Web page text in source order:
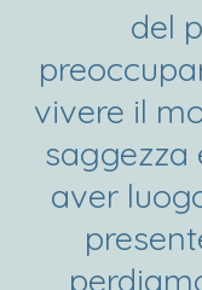
del
vivere il
saggezza
aver